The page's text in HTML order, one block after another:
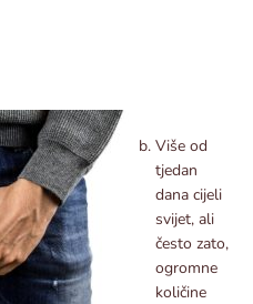
Više od
tjedan
dana cijeli
svijet, ali
često zato,
ogromne
količine